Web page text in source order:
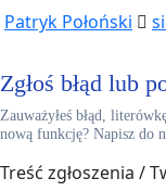
Patryk Połoński
Zgłoś błąd lub
Zauważyłeś błąd,
nową funkcję? Napisz do
Treść zgłoszenia /